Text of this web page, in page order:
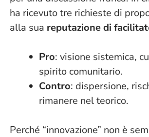
ha ricevuto tre richieste di
alla sua reputazione di
Pro: visione sistemica,
spirito comunitario.
Contro: dispersione,
rimanere nel teorico.
Perché “innovazione” non è